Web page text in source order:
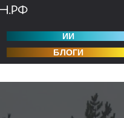
ИИ
БЛОГИ